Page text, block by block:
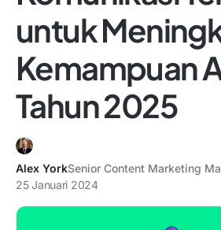
untuk
Kemampuan
Tahun 2025
Alex YorkSenior Content Marketing
25 Januari 2024